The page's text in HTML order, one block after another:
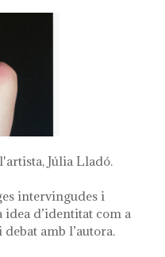
Júlia Lladó.
intervingudes i
d’identitat com a
amb l’autora.